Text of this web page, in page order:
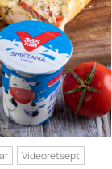
Videoretsept